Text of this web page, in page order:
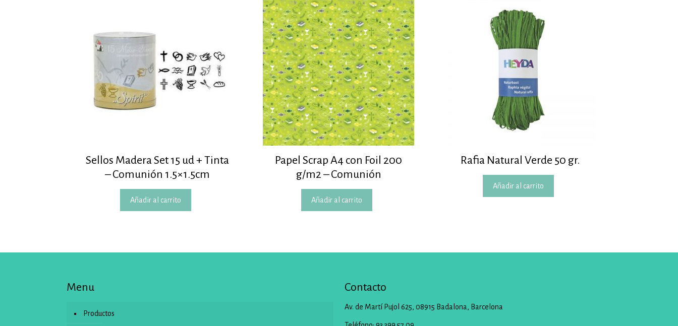
Sellos Madera Set 15 ud + Tinta
– Comunión 1.5×1.5cm
Añadir al carrito
Papel Scrap A4 con Foil 200
g/m2 – Comunión
Añadir al carrito
Rafia Natural Verde 50 gr.
Añadir al carrito
Menu
Productos
Contacto
Av. de Martí Pujol 625, 08915 Badalona, Barcelona